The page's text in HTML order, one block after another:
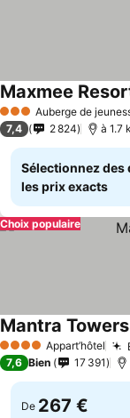
3 ÉtoilesAuberge de
Maxmee
7,4 2 824 à 1.7
Sélectionnez des
les prix exacts
Choix populaire
4 Étoiles Appart’hôtel
Mantra
7,6 Bien 17 391
De 267 €